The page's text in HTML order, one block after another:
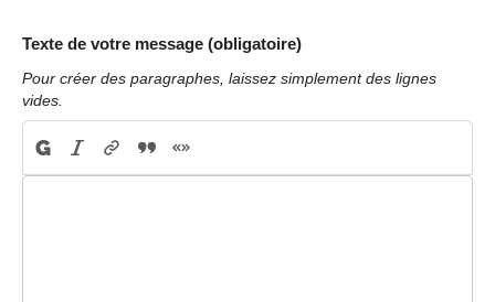
Texte de votre message (obligatoire)
Pour créer des paragraphes, laissez simplement des lignes
vides.